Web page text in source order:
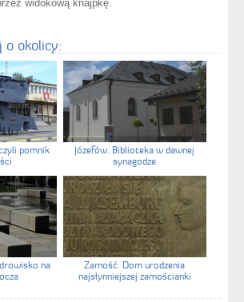
widokową knajpkę.
o okolicy:
pomnik
Józefów. Biblioteka w dawnej
synagodze
na
Zamość. Dom urodzenia
najsłynniejszej zamościanki